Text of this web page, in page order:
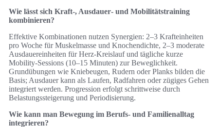
Wie lässt sich Kraft‑, Ausdauer‑ und Mobilitätstraining
kombinieren?
Effektive Kombinationen nutzen Synergien: 2–3 Krafteinheiten
pro Woche für Muskelmasse und Knochendichte, 2–3 moderate
Ausdauereinheiten für Herz‑Kreislauf und tägliche kurze
Mobility‑Sessions (10–15 Minuten) zur Beweglichkeit.
Grundübungen wie Kniebeugen, Rudern oder Planks bilden die
Basis; Ausdauer kann als Laufen, Radfahren oder zügiges Gehen
integriert werden. Progression erfolgt schrittweise durch
Belastungssteigerung und Periodisierung.
Wie kann man Bewegung im Berufs‑ und Familienalltag
integrieren?